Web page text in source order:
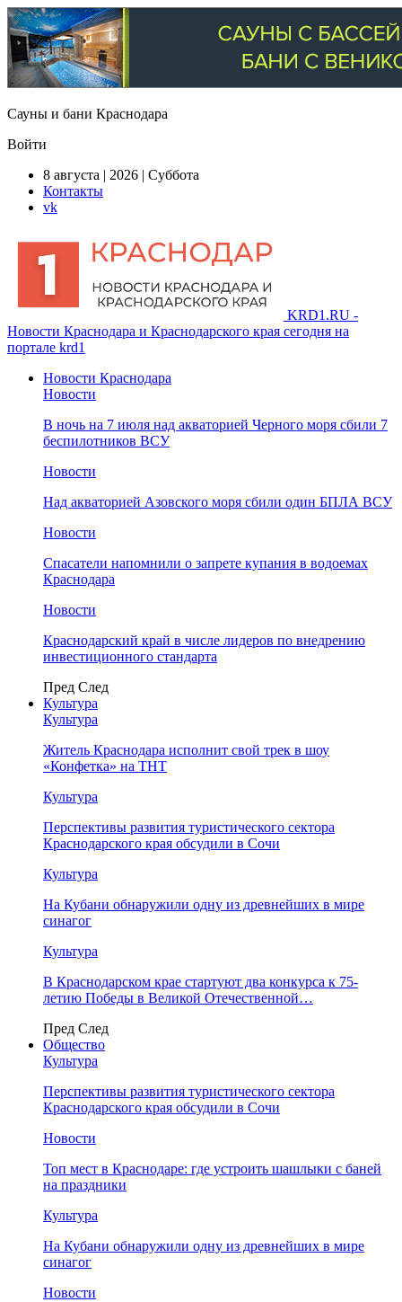
Сауны и бани Краснодара
Войти
8 августа | 2026 | Суббота
Контакты
vk
KRD1.RU -
Новости Краснодара и Краснодарского края сегодня на
портале krd1
Новости Краснодара
Новости
В ночь на 7 июля над акваторией Черного моря сбили 7
беспилотников ВСУ
Новости
Над акваторией Азовского моря сбили один БПЛА ВСУ
Новости
Спасатели напомнили о запрете купания в водоемах
Краснодара
Новости
Краснодарский край в числе лидеров по внедрению
инвестиционного стандарта
Пред След
Культура
Культура
Житель Краснодара исполнит свой трек в шоу
«Конфетка» на ТНТ
Культура
Перспективы развития туристического сектора
Краснодарского края обсудили в Сочи
Культура
На Кубани обнаружили одну из древнейших в мире
синагог
Культура
В Краснодарском крае стартуют два конкурса к 75-
летию Победы в Великой Отечественной…
Пред След
Общество
Культура
Перспективы развития туристического сектора
Краснодарского края обсудили в Сочи
Новости
Топ мест в Краснодаре: где устроить шашлыки с баней
на праздники
Культура
На Кубани обнаружили одну из древнейших в мире
синагог
Новости